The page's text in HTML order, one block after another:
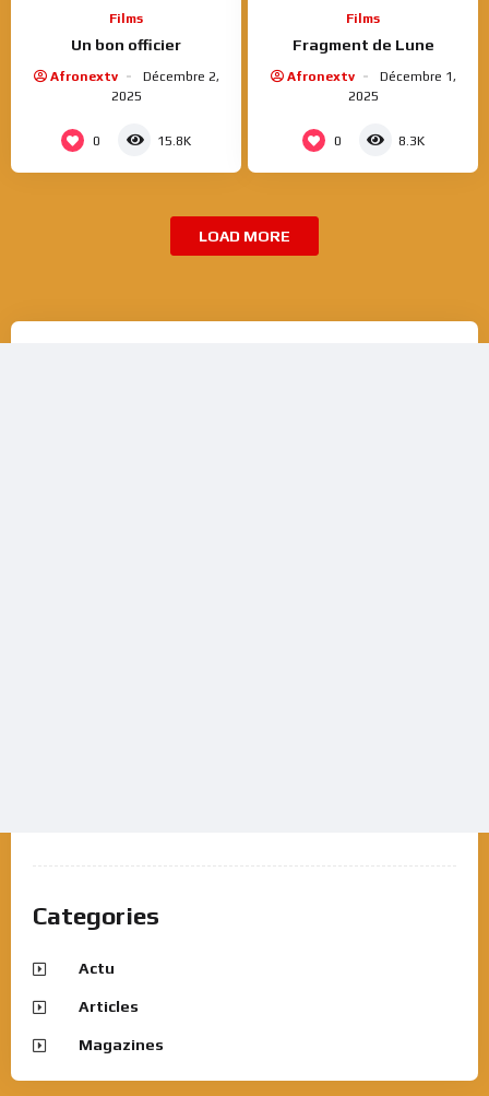
Films
Un bon officier
Afronextv
Décembre 2,
2025
0 15.8K
Films
Fragment de Lune
Afronextv
Décembre 1,
2025
0 8.3K
LOAD MORE
Categories
Actu
Articles
Magazines